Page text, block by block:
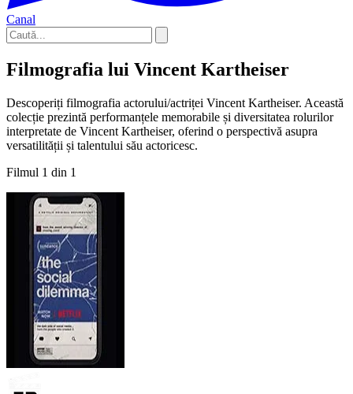
Canal
Filmografia lui Vincent Kartheiser
Descoperiți filmografia actorului/actriței Vincent Kartheiser. Această
colecție prezintă performanțele memorabile și diversitatea rolurilor
interpretate de Vincent Kartheiser, oferind o perspectivă asupra
versatilității și talentului său actoricesc.
Filmul 1 din 1